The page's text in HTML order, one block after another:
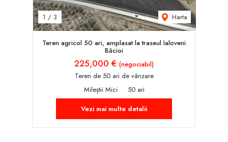
1 / 3 Harta
Teren agricol 50 ari, amplasat la traseul Ialoveni
Băcioi
225,000 € (negociabil)
Teren de 50 ari de vânzare
Mileștii Mici
50 ari
Vezi mai multe detalii